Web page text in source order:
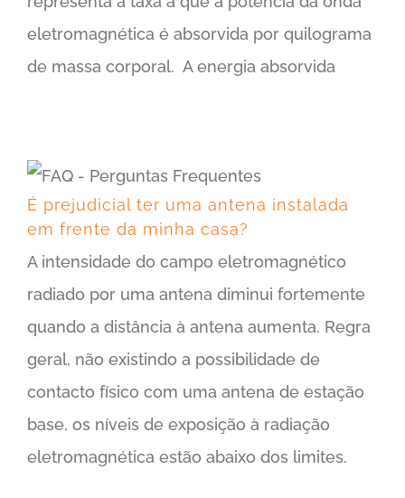
eletromagnética é absorvida por quilograma
de massa corporal. A energia absorvida
É prejudicial ter uma antena instalada
em frente da minha casa?
A intensidade do campo eletromagnético
radiado por uma antena diminui fortemente
quando a distância à antena aumenta. Regra
geral, não existindo a possibilidade de
contacto físico com uma antena de estação
base, os níveis de exposição à radiação
eletromagnética estão abaixo dos limites.